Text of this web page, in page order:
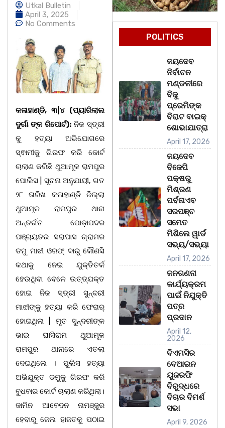
Utkal Bulletin
April 3, 2025
No Comments
କଳାହାଣ୍ଡି, ୩|୪ (ପ୍ୟାରିଲାଲ
ଦୁର୍ଗା ଙ୍କ ରିପୋର୍ଟ):ନିଜ ସ୍ତ୍ରୀ
କୁ ହତ୍ୟା ଅଭିଯୋଗରେ
ସ୍ଵାମୀକୁ ଗିରଫ କରି କୋର୍ଟ
ଚାଲାଣ କରିଛି ଥୁଆମୂଳ ରାମପୁର
ପୋଲିସ | ସୂଚନା ଅନୁଯାୟୀ, ଗତ
୨୮ ତାରିଖ କଳାହାଣ୍ଡି ଜିଲ୍ଲା
ଥୁଆମୂଳ ରାମପୁର ଥାନା
ଅନ୍ତର୍ଗତ ପୋଡ଼ାପଦର
ପଞ୍ଚାୟତର ସରାପାସ ଗ୍ରାମର
ଡମୁ ମାଝୀ ଓରଫ୍ ବାରୁ କୌଣସି
କଥାକୁ ନେଇ ଯୁକ୍ତିତର୍କ
ହେଉଥିବା ବେଳେ ଉତ୍ତ୍ଯକ୍ତ
ହୋଇ ନିଜ ସ୍ତ୍ରୀ ସୁନ୍ଦରୀ
ମାଝୀଙ୍କୁ ହତ୍ୟା କରି ଫେରାର୍
ହୋଇଥିଲା | ମୃତ ସୁନ୍ଦରୀଙ୍କ
ଭାଇ ଘାସିରାମ ଥୁଆମୂଳ
ରାମପୁର ଥାନାରେ ଏତଲା
ଦେଇଥିଲେ । ପୁଲିସ ହତ୍ୟା
ଅଭିଯୁକ୍ତ ଡମୁକୁ ଗିରଫ କରି
ବୁଧବାର କୋର୍ଟ ଚାଲାଣ କରିଥିଲା।
ଜାମିନ ଆବେଦନ ନାମଞ୍ଜୁର
ହେବାରୁ ଜେଲ ହାଜତକୁ ପଠାଇ
POLITICS
ଜୟଦେବ
ନିର୍ବାଚନ
ମଣ୍ଡଳୀରେ
ବିଜୁ
ପ୍ରେମିଙ୍କ
ବିରାଟ ବାଇକ୍
ଶୋଭାଯାତ୍ରା
April 17, 2026
ଜୟଦେବ
ବିଜେପି
ପକ୍ଷରୁ
ମିଶ୍ରଣ
ପର୍ବନାଏବ
ସରପଞ୍ଚ
ସମେତ
ମିଶିଲେ ୱାର୍ଡ
ସଭ୍ୟ/ସଭ୍ୟା
April 17, 2026
ଜନଗଣନା
କାର୍ଯ୍ୟକ୍ରମ
ପାଇଁ ନିଯୁକ୍ତି
ପତ୍ର
ପ୍ରଦାନ
April 12,
2026
ବିଏମସିର
ବେଆଇନ
ୟୁଜରଫି
ବିରୁଦ୍ଧରେ
ବିଚାର ବିମର୍ଶ
ସଭା
April 9, 2026